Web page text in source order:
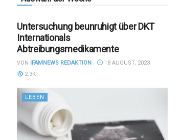
Untersuchung beunruhigt über DKT
Internationals
Abtreibungsmedikamente
VON IFAMNEWS REDAKTION
18 AUGUST, 2023
2.3K
LEBEN